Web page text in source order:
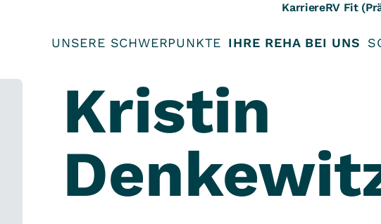
KarriereRV Fit
UNSERE SCHWERPUNKTE IHRE REHA BEI UNS
Kristin